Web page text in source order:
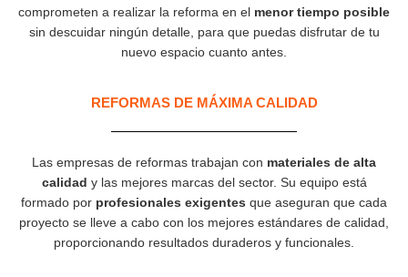
comprometen a realizar la reforma en el menor tiempo posible
sin descuidar ningún detalle, para que puedas disfrutar de tu
nuevo espacio cuanto antes.
REFORMAS DE MÁXIMA CALIDAD
Las empresas de reformas trabajan con materiales de alta
calidad y las mejores marcas del sector. Su equipo está
formado por profesionales exigentes que aseguran que cada
proyecto se lleve a cabo con los mejores estándares de calidad,
proporcionando resultados duraderos y funcionales.